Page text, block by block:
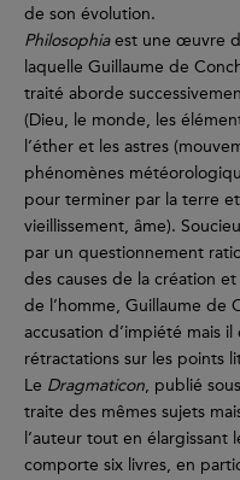
de son évolution.
Philosophiaest une œuvre
laquelle Guillaume de
traité aborde
(Dieu, le monde, les
l’éther et les astres
phénomènes
pour terminer par la terre
vieillissement, âme).
par un questionnement
des causes de la création
de l’homme, Guillaume de
accusation d’impiété mais
rétractations sur les points
Le Dragmaticon, publié
traite des mêmes sujets
l’auteur tout en élargissant
comporte six livres, en